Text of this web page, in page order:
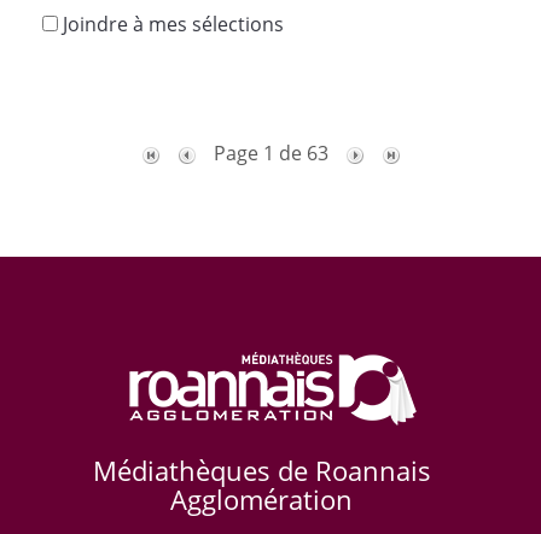
Joindre à mes sélections
Page 1 de 63
Médiathèques de Roannais
Agglomération